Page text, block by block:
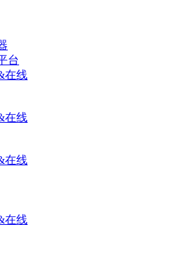
台
在线
在线
在线
在线